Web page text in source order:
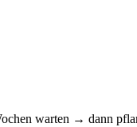
warten → dann